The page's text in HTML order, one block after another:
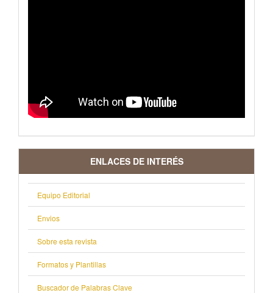
ENLACES DE INTERÉS
Equipo Editorial
Envios
Sobre esta revista
Formatos y Plantillas
Buscador de Palabras Clave